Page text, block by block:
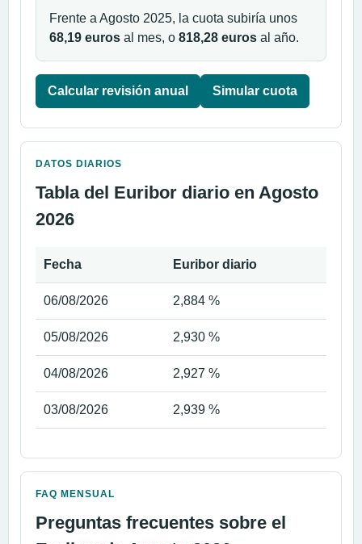
Frente a Agosto 2025, la cuota subiría unos
68,19 euros al mes, o 818,28 euros al año.
Calcular revisión anual Simular cuota
DATOS DIARIOS
Tabla del Euribor diario en Agosto
2026
Fecha Euribor diario
06/08/2026 2,884 %
05/08/2026 2,930 %
04/08/2026 2,927 %
03/08/2026 2,939 %
FAQ MENSUAL
Preguntas frecuentes sobre el